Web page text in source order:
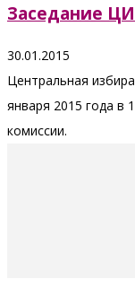
Заседание
30.01.2015
Центральная
января 2015 года в
комиссии.